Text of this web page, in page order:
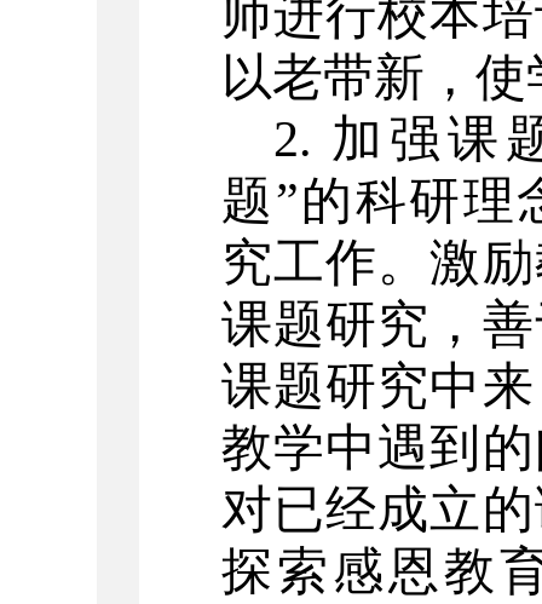
师进行校本
以老带新，
2. 加强课
题”的科研理
究工作。激
课题研究，
课题研究中
教学中遇到
对已经成立
探索感恩教